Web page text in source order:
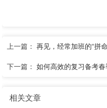
上一篇：再见，经常加班的“拼
下一篇：如何高效的复习备考
相关文章